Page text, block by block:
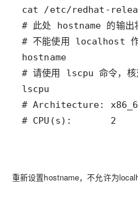
hostname
重新设置hostname，不允许为